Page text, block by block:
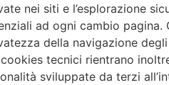
nei siti e l’esplorazione
ad ogni cambio
della navigazione
tecnici rientrano
sviluppate da terzi